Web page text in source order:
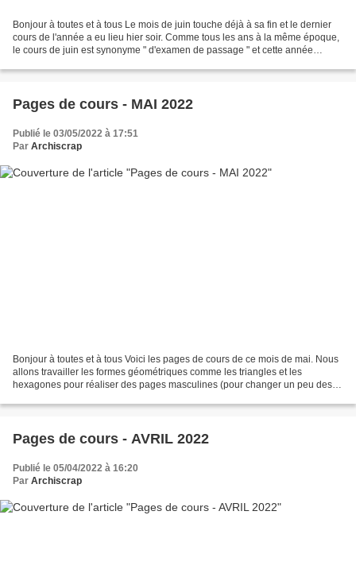
Bonjour à toutes et à tous Le mois de juin touche déjà à sa fin et le dernier
cours de l'année a eu lieu hier soir. Comme tous les ans à la même époque,
le cours de juin est synonyme " d'examen de passage " et cette année
Pages de cours - MAI 2022
Publié le 03/05/2022 à 17:51
Par Archiscrap
Bonjour à toutes et à tous Voici les pages de cours de ce mois de mai. Nous
allons travailler les formes géométriques comme les triangles et les
hexagones pour réaliser des pages masculines (pour changer un peu des
Pages de cours - AVRIL 2022
Publié le 05/04/2022 à 16:20
Par Archiscrap